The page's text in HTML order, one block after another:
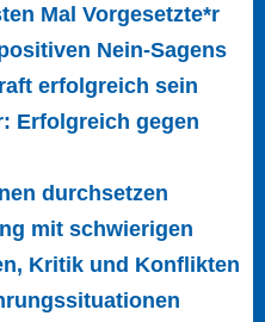
Mal Vorgesetzte*r
Nein-Sagens
erfolgreich sein
Erfolgreich gegen
durchsetzen
mit schwierigen
Kritik und Konflikten